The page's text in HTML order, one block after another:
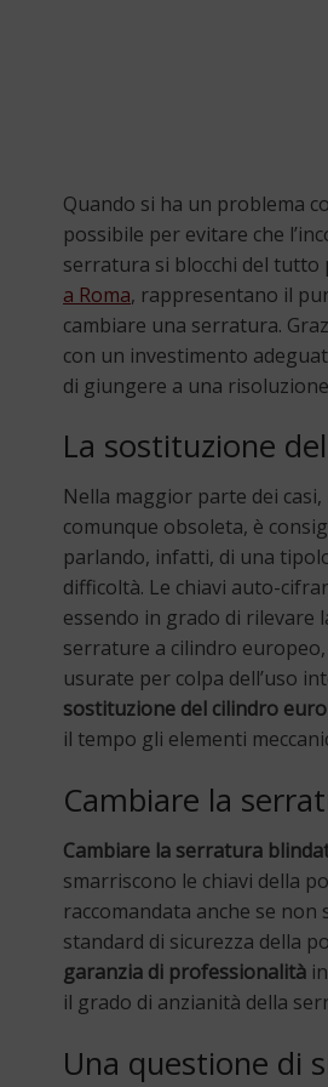
Quando si ha un problema
possibile per evitare che
serratura si blocchi del tutto
a Roma, rappresentano il
cambiare una serratura.
con un investimento
di giungere a una
La sostituzione
Nella maggior parte dei
comunque obsoleta, è
parlando, infatti, di una
difficoltà. Le chiavi auto-
essendo in grado di rilevare
serrature a cilindro
usurate per colpa dell’uso
sostituzione del cilindro
il tempo gli elementi
Cambiare la
Cambiare la serratura
smarriscono le chiavi della
raccomandata anche se non
standard di sicurezza della
garanzia di professionalità
il grado di anzianità della
Una questione di